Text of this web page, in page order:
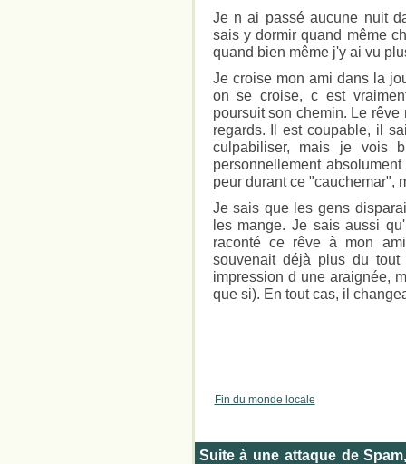
Je n ai passé aucune nuit
sais y dormir quand même
quand bien même j'y ai vu
Je croise mon ami dans la
on se croise, c est
poursuit son chemin. Le
regards. Il est coupable, il
culpabiliser, mais je vois
personnellement
peur durant ce "cauchemar",
Je sais que les gens
les mange. Je sais aussi
raconté ce rêve à mon
souvenait déjà plus du
impression d une araignée,
que si). En tout cas, il
Fin du monde locale
Suite à une attaque de